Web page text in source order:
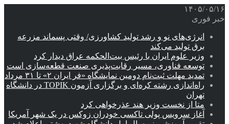
۱۴۰۵/۰۵/۱۶
خبر فوری
انرژی‌های نو و رشد تولید کشاورزی/ وقتی پسماند مزرعه‌
برق تولید می‌کند
وزیر علوم ایران با رئیس بیت‌الحکمه عراق دیدار کرد
توسعه فناوری، مسیر رقابت‌پذیری صنعت قطعه‌سازی است
تمدید مهلت ثبت‌نام دومین نمایشگاه «فر ایران ۲» تا ۳۱ مرداد
راه‌اندازی رشته کره‌ای و برگزاری آزمون TOPIK در دانشگاه
تهران
متا از نخست وزیر هند عذرخواهی کرد
آغاز سرویس پولی تاکسی خودران زوکس در یک شهر آمریکا